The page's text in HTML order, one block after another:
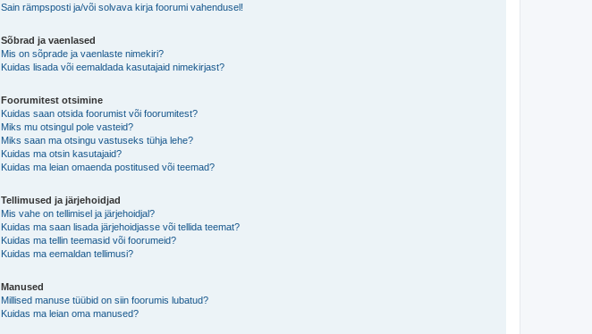
Sain rämpsposti ja/või solvava kirja foorumi vahendusel!
Sõbrad ja vaenlased
Mis on sõprade ja vaenlaste nimekiri?
Kuidas lisada või eemaldada kasutajaid nimekirjast?
Foorumitest otsimine
Kuidas saan otsida foorumist või foorumitest?
Miks mu otsingul pole vasteid?
Miks saan ma otsingu vastuseks tühja lehe?
Kuidas ma otsin kasutajaid?
Kuidas ma leian omaenda postitused või teemad?
Tellimused ja järjehoidjad
Mis vahe on tellimisel ja järjehoidjal?
Kuidas ma saan lisada järjehoidjasse või tellida teemat?
Kuidas ma tellin teemasid või foorumeid?
Kuidas ma eemaldan tellimusi?
Manused
Millised manuse tüübid on siin foorumis lubatud?
Kuidas ma leian oma manused?